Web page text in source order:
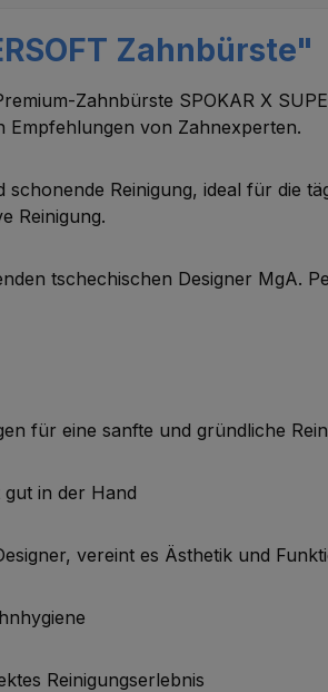
Zahnbürste"
Zahnbürste SPOKAR X
Empfehlungen von Zahnexperten.
Reinigung, ideal für die
Reinigung.
tschechischen Designer MgA.
für eine sanfte und gründliche
in der Hand
vereint es Ästhetik und
Reinigungserlebnis